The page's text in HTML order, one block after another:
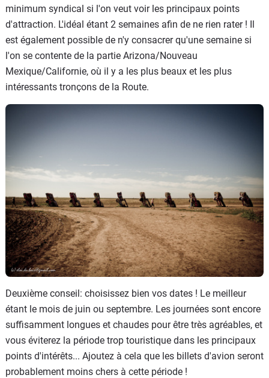
minimum syndical si l'on veut voir les principaux points
d'attraction. L'idéal étant 2 semaines afin de ne rien rater ! Il
est également possible de n'y consacrer qu'une semaine si
l'on se contente de la partie Arizona/Nouveau
Mexique/Californie, où il y a les plus beaux et les plus
intéressants tronçons de la Route.
Deuxième conseil: choisissez bien vos dates ! Le meilleur
étant le mois de juin ou septembre. Les journées sont encore
suffisamment longues et chaudes pour être très agréables, et
vous éviterez la période trop touristique dans les principaux
points d'intérêts... Ajoutez à cela que les billets d'avion seront
probablement moins chers à cette période !